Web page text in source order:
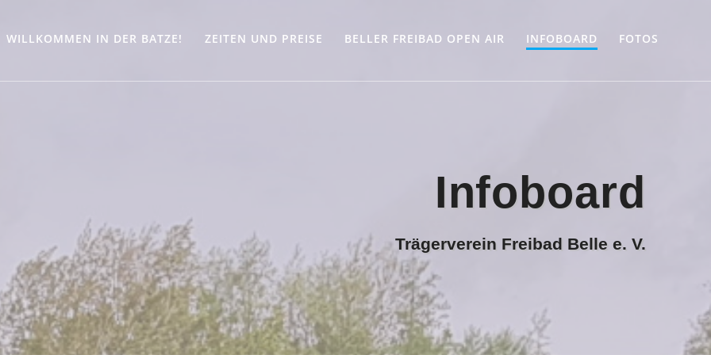
WILLKOMMEN IN DER BATZE! ZEITEN UND PREISE BELLER FREIBAD OPEN AIR INFOBOARD FOTOS
Infoboard
Trägerverein Freibad Belle e. V.